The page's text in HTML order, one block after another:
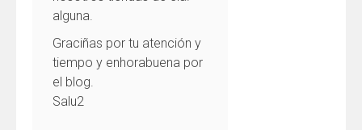
alguna.
Graciñas por tu atención y
tiempo y enhorabuena por
el blog.
Salu2